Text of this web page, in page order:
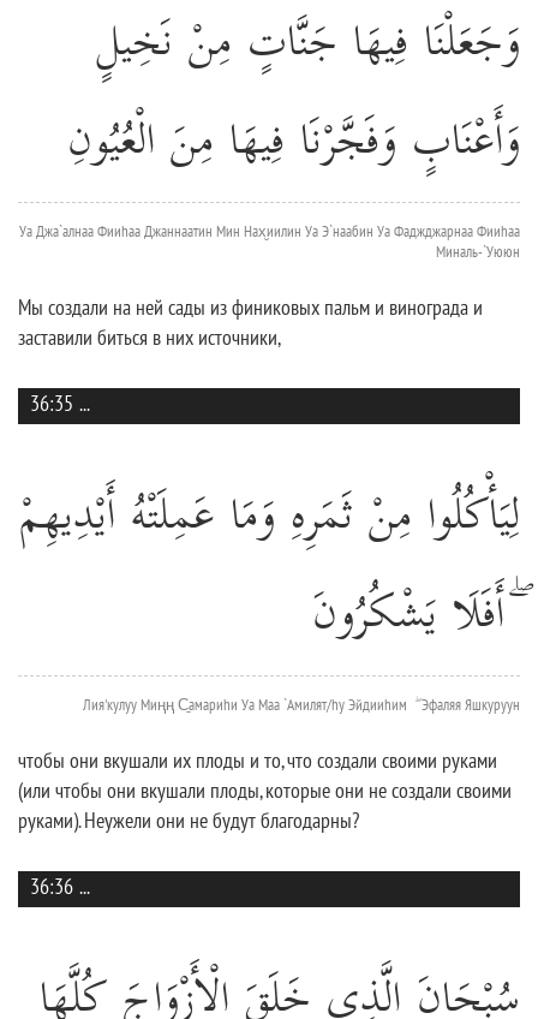
وَجَعَلْنَا فِيهَا جَنَّاتٍ مِنْ نَخِيلٍ
وَأَعْنَابٍ وَفَجَّرْنَا فِيهَا مِنَ الْعُيُونِ
Уа Джа`алнаа Фииhаа Джаннаатин Мин Нах̮иилин Уа Э`наабин Уа Фаджджарнаа Фииhаа
Миналь-`Уююн
Мы создали на ней сады из финиковых пальм и винограда и
заставили биться в них источники,
36:35 ...
لِيَأْكُلُوا مِنْ ثَمَرِهِ وَمَا عَمِلَتْهُ أَيْدِيهِمْ
ۖ أَفَلَا يَشْكُرُونَ
Лия'кулуу Миңң С̱амариhи Уа Маа `Амилят/hу Эйдииhим ۖ Эфаляя Яшкуруун
чтобы они вкушали их плоды и то, что создали своими руками
(или чтобы они вкушали плоды, которые они не создали своими
руками). Неужели они не будут благодарны?
36:36 ...
سُبْحَانَ الَّذِي خَلَقَ الْأَزْوَاجَ كُلَّهَا